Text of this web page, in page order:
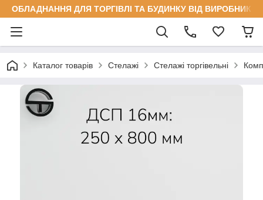
ОБЛАДНАННЯ ДЛЯ ТОРГІВЛІ ТА БУДИНКУ ВІД ВИРОБНИКА
Каталог товарів Стелажі Стелажі торгівельні